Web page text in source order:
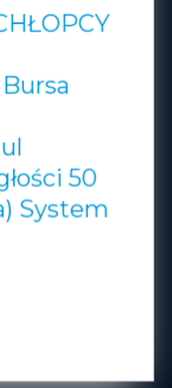
50
System